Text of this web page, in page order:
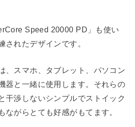
Speed 20000 PD」も使い
されたデザインです。
、スマホ、タブレット、パソコン
器と一緒に使用します。それらの
干渉しないシンプルでストイック
ながらとても好感がもてます。